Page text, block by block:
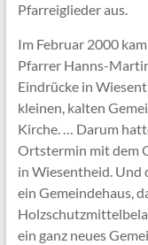
Pfarreiglieder aus.
Im Februar 2000
Pfarrer Hanns-
Eindrücke in
kleinen, kalten
Kirche. … Darum
Ortstermin mit dem
in Wiesentheid. Und
ein Gemeindehaus,
ein ganz neues